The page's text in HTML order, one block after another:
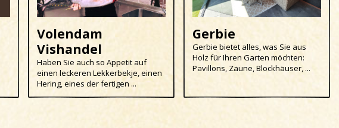
Volendam
Vishandel
Haben Sie auch so Appetit auf
einen leckeren Lekkerbekje, einen
Hering, eines der fertigen ...
Gerbie
Gerbie bietet alles, was Sie aus
Holz für Ihren Garten möchten:
Pavillons, Zäune, Blockhäuser, ...